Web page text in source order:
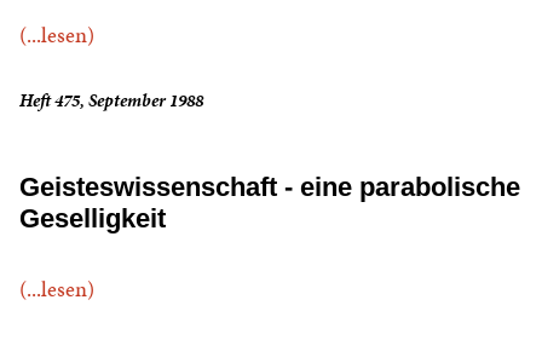
(...lesen)
Heft 475, September 1988
Geisteswissenschaft - eine parabolische
Geselligkeit
(...lesen)